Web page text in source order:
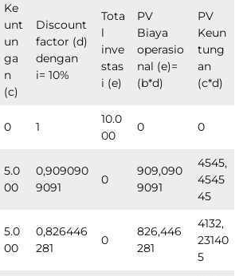
Ke
unt
un
ga
n
(c)
Discount
factor (d)
dengan
i= 10%
Tota
l
inve
stas
i (e)
PV
Biaya
operasio
nal (e)=
(b*d)
PV
Keun
tung
an
(c*d)
0 1
10.0
00
0 0
5.0
00
0,909090
9091
0
909,090
9091
4545,
4545
45
5.0
00
0,826446
281
0
826,446
281
4132,
23140
5